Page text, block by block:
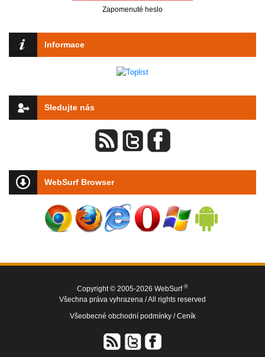
Zapomenuté heslo
Informace
Sledujte nás
WebSurf Browser
Copyright © 2005-2026 WebSurf ®
Všechna práva vyhrazena / All rights reserved
Všeobecné obchodní podmínky /Ceník